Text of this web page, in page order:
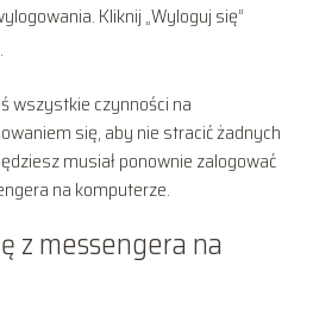
Kliknij „Wyloguj się”
wszystkie czynności na
się, aby nie stracić żadnych
musiał ponownie zalogować
na komputerze.
z messengera na